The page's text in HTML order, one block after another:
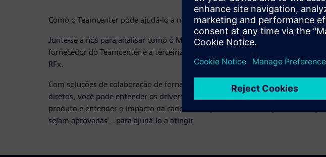
Como o Teamcenter pode ajudá-lo a melhorar seus processos RFx?
Junte-se a nós para analisar como o Mercury Marine usa a colaboração do
fornecedor do Teamcenter e a terceirização de materiais diretos para eficiência
RFx.
Com soluções de colaboração de fornecedores como a terceirização de materiais
diretos, você pode entender os drivers de custos no início do ciclo de vida do
produto e entender o impacto da cadeia de suprimentos antes que as alterações
sejam aprovadas – para ajudá-lo a atingir